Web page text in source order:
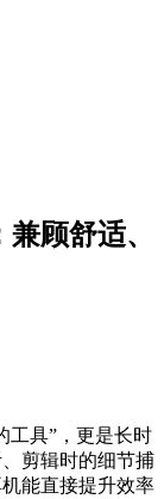
顾舒适、
工具”，更是长时
剪辑时的细节捕
能直接提升效率